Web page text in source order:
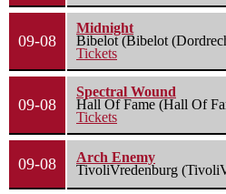
09-08
Midnight
Bibelot (Bibelot
Tickets
09-08
Spectral Wound
Hall Of Fame (Hall Of
Tickets
09-08
Arch Enemy
TivoliVredenburg